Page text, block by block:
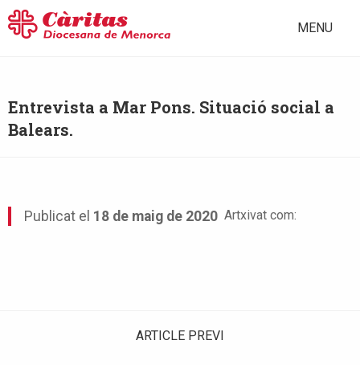
MENU
Entrevista a Mar Pons. Situació social a
Balears.
Publicat el 18 de maig de 2020 Artxivat com:
ARTICLE PREVI